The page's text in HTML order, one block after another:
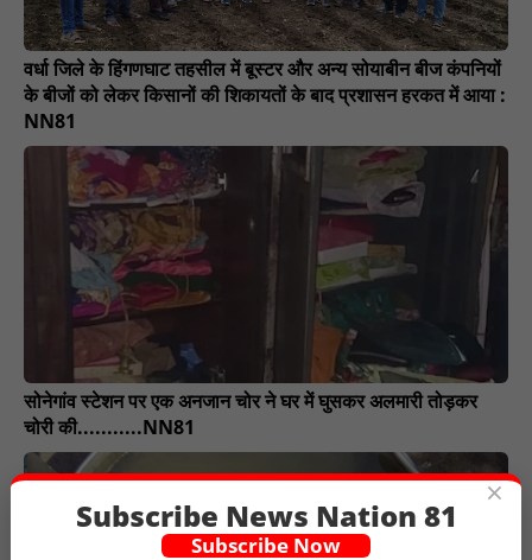
वर्धा जिले के हिंगणघाट तहसील में बूस्टर और अन्य सोयाबीन बीज कंपनियों
के बीजों को लेकर किसानों की शिकायतों के बाद प्रशासन हरकत में आया :
NN81
सोनेगांव स्टेशन पर एक अनजान चोर ने घर में घुसकर अलमारी तोड़कर
चोरी की...........NN81
×
Subscribe News Nation 81
Subscribe Now